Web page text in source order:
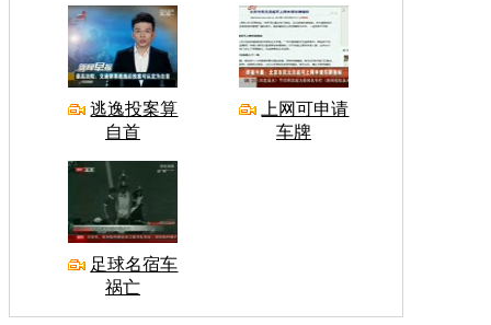
逃逸投案算
自首
上网可申请
车牌
足球名宿车
祸亡